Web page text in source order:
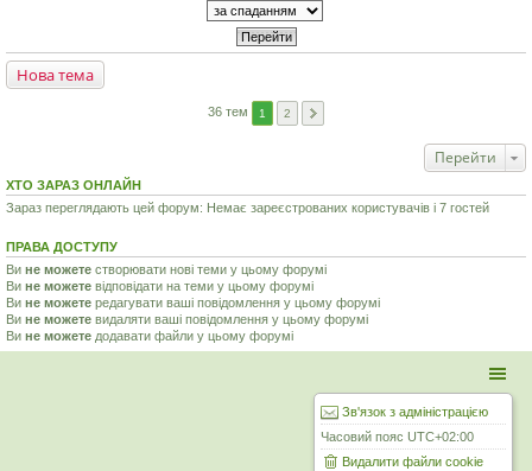
Нова тема
36 тем 1 2
Перейти
ХТО ЗАРАЗ ОНЛАЙН
Зараз переглядають цей форум: Немає зареєстрованих користувачів і 7 гостей
ПРАВА ДОСТУПУ
Ви не можете створювати нові теми у цьому форумі
Ви не можете відповідати на теми у цьому форумі
Ви не можете редагувати ваші повідомлення у цьому форумі
Ви не можете видаляти ваші повідомлення у цьому форумі
Ви не можете додавати файли у цьому форумі
Зв'язок з адміністрацією
Часовий пояс UTC+02:00
Видалити файли cookie